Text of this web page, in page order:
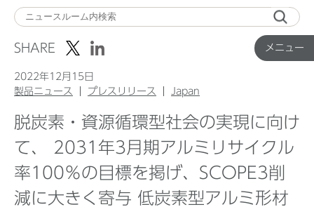
メニュー
ニ
ュ
Top
企業ニュース
SHARE
2022年12月15日
製品ニュース
プレスリリース Japan
脱炭素・資源循環型社会の実現に向け
て、 2031年3月期アルミリサイクル
率100％の目標を掲げ、SCOPE3削
減に大きく寄与 低炭素型アルミ形材